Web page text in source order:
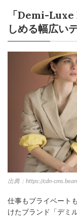
「Demi-
しめる幅広い
出典：https://cdn-
仕事もプライベート
けたブランド「デミ